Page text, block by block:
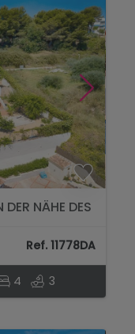
DER NÄHE DES
Ref. 11778DA
4 3